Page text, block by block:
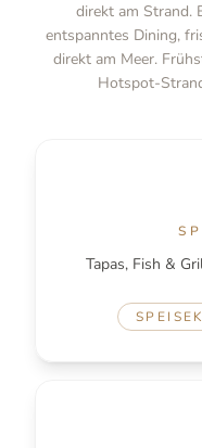
direkt am Strand.
entspanntes Dining,
direkt am Meer.
Hotspot-
Tapas, Fish &